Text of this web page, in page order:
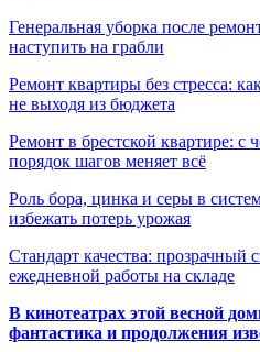
Генеральная уборка после
наступить на грабли
Ремонт квартиры без стресса:
не выходя из бюджета
Ремонт в брестской квартире: с
порядок шагов меняет всё
Роль бора, цинка и серы в
избежать потерь урожая
Стандарт качества: прозрачный
ежедневной работы на складе
В кинотеатрах этой весной
фантастика и продолжения